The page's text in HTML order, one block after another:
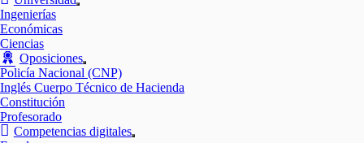
Mostrar
Ingenierías
Económicas
Ciencias
Oposiciones
Mostrar
el
submenú
Policía Nacional (CNP)
Inglés Cuerpo Técnico de Hacienda
Constitución
Profesorado
Competencias digitales